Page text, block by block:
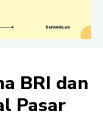
BRI dan
Pasar